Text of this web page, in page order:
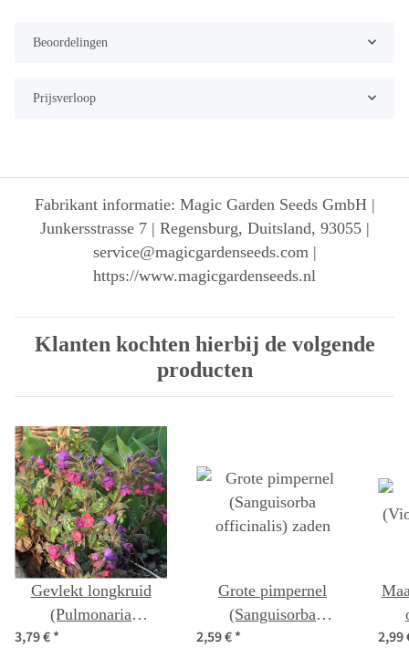
Beoordelingen
Prijsverloop
Fabrikant informatie: Magic Garden Seeds GmbH |
Junkersstrasse 7 | Regensburg, Duitsland, 93055 |
service@magicgardenseeds.com |
https://www.magicgardenseeds.nl
Klanten kochten hierbij de volgende
producten
Gevlekt longkruid
(Pulmonaria
officinalis) bio zaad
3,79 €*
Grote pimpernel
(Sanguisorba
officinalis) zaden
2,59 €* 2,99